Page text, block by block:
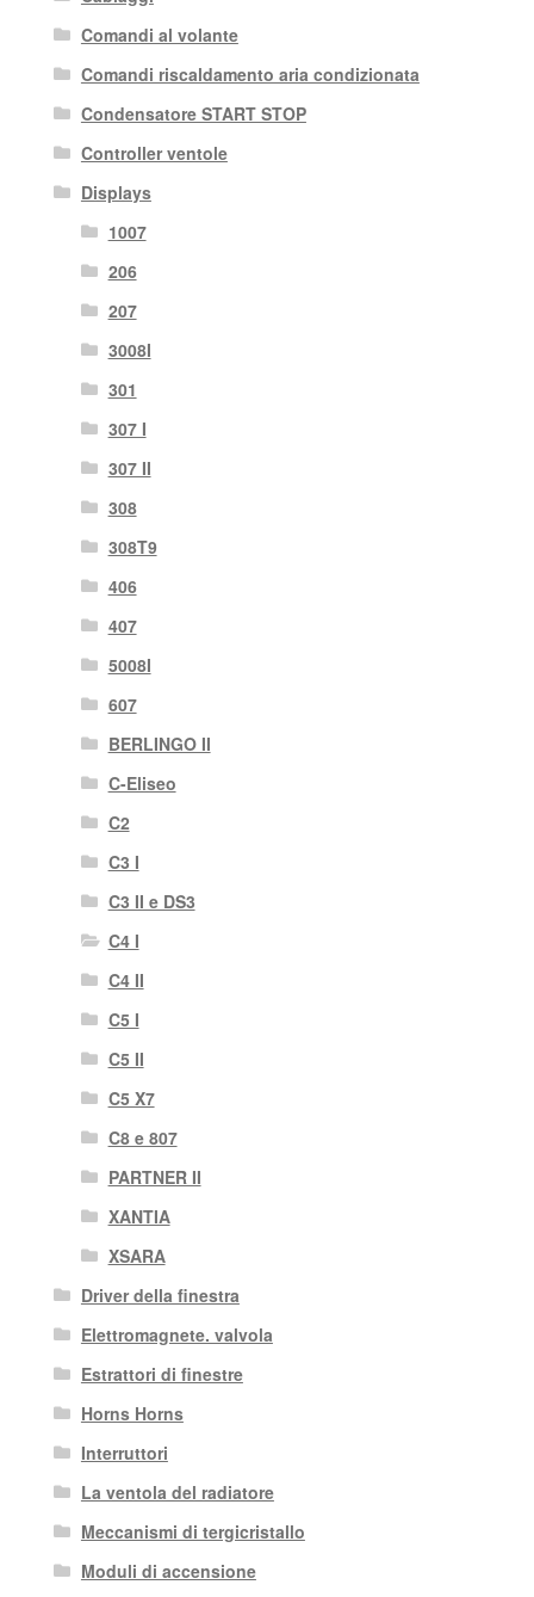
Comandi al volante
Comandi riscaldamento aria condizionata
Condensatore START STOP
Controller ventole
Displays
1007
206
207
3008I
301
307 I
307 II
308
308T9
406
407
5008I
607
BERLINGO II
C-Eliseo
C2
C3 I
C3 II e DS3
C4 I
C4 II
C5 I
C5 II
C5 X7
C8 e 807
PARTNER II
XANTIA
XSARA
Driver della finestra
Elettromagnete. valvola
Estrattori di finestre
Horns Horns
Interruttori
La ventola del radiatore
Meccanismi di tergicristallo
Moduli di accensione